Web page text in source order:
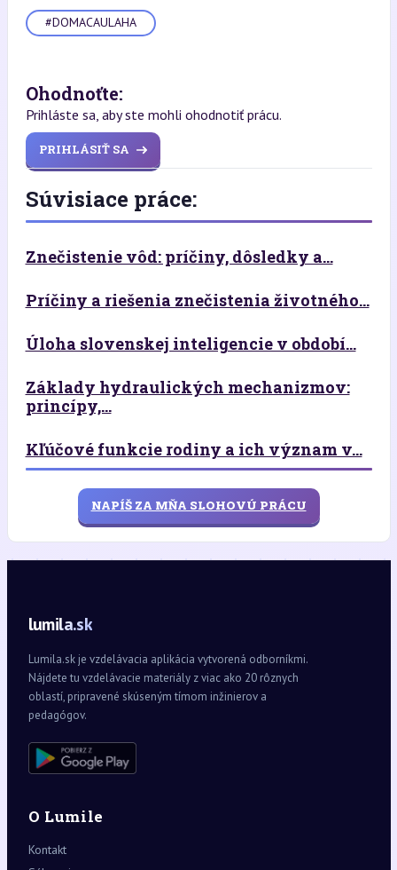
#DOMACAULAHA
Ohodnoťte:
Prihláste sa, aby ste mohli ohodnotiť prácu.
PRIHLÁSIŤ SA
Súvisiace práce:
Znečistenie vôd: príčiny, dôsledky a...
Príčiny a riešenia znečistenia životného...
Úloha slovenskej inteligencie v období...
Základy hydraulických mechanizmov:
princípy,...
Kľúčové funkcie rodiny a ich význam v...
NAPÍŠ ZA MŇA SLOHOVÚ PRÁCU
lumila.sk
Lumila.sk je vzdelávacia aplikácia vytvorená odborníkmi.
Nájdete tu vzdelávacie materiály z viac ako 20 rôznych
oblastí, pripravené skúseným tímom inžinierov a
pedagógov.
O Lumile
Kontakt